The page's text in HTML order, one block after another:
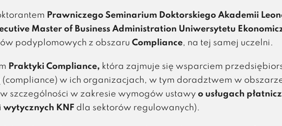
Prawniczego Seminarium Doktorskiego Akademii
Master of Business Administration Uniwersytetu
podyplomowych z obszaruCompliance, na tej samej uczelni.
Praktyki Compliance, która zajmuje się wsparciem
w ich organizacjach, w tym doradztwem w
szczególności w zakresie wymogów ustawyo usługach
iwytycznych KNF dla sektorów regulowanych).